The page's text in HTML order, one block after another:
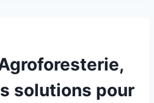
solutions pour